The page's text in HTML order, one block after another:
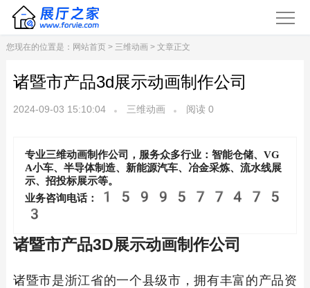
您现在的位置是： 网站首页> 三维动画> 文章正文
诸暨市产品3d展示动画制作公司
2024-09-03 15:10:04 三维动画 阅读 0
专业三维动画制作公司，服务众多行业：智能仓储、VG
A小车、半导体制造、新能源汽车、冶金采炼、流水线展
示、招投标展示等。
业务咨询电话：
1599577475
3
诸暨市产品3D展示动画制作公司
诸暨市是浙江省的一个县级市，拥有丰富的产品资